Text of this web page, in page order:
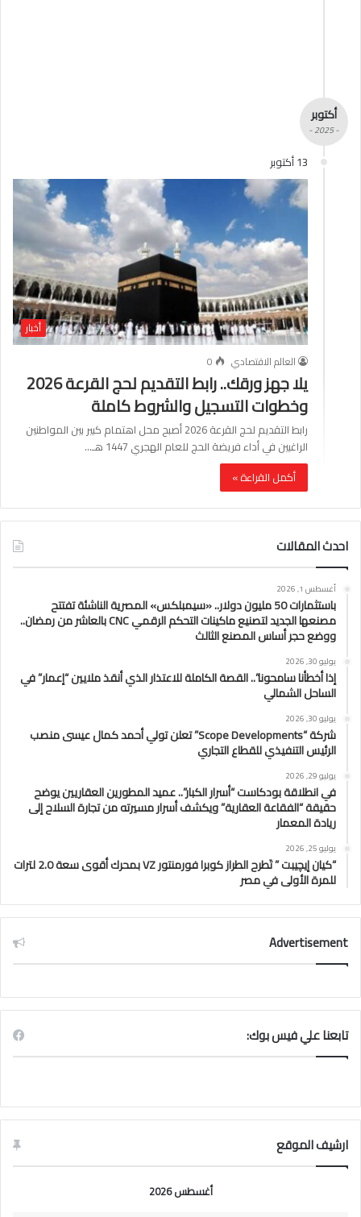
أكتوبر
- 2025 -
13 أكتوبر
أخبار
العالم الاقتصادي
0
يلا جهز ورقك.. رابط التقديم لحج القرعة 2026
وخطوات التسجيل والشروط كاملة
رابط التقديم لحج القرعة 2026 أصبح محل اهتمام كبير بين المواطنين
الراغبين في أداء فريضة الحج للعام الهجري 1447 هـ…
أكمل القراءة »
احدث المقالات
أغسطس 1, 2026
باستثمارات 50 مليون دولار.. «سيمبلكس» المصرية الناشئة تفتتح
مصنعها الجديد لتصنيع ماكينات التحكم الرقمي CNC بالعاشر من رمضان..
ووضع حجر أساس المصنع الثالث
يوليو 30, 2026
إذا أخطأنا سامحونا”.. القصة الكاملة للاعتذار الذي أنقذ ملايين “إعمار” في
الساحل الشمالي
يوليو 30, 2026
شركة “Scope Developments” تعلن تولي أحمد كمال عيسى منصب
الرئيس التنفيذي للقطاع التجاري
يوليو 29, 2026
في انطلاقة بودكاست “أسرار الكبار”.. عميد المطورين العقاريين يوضح
حقيقة “الفقاعة العقارية” ويكشف أسرار مسيرته من تجارة السلاح إلى
ريادة المعمار
يوليو 25, 2026
“كيان إيچيبت ” تَطرح الطراز كوبرا فورمنتور VZ بمحرك أقوى سعة 2.0 لترات
للمرة الأولى في مصر
Advertisement
تابعنا علي فيس بوك:
ارشيف الموقع
أغسطس 2026